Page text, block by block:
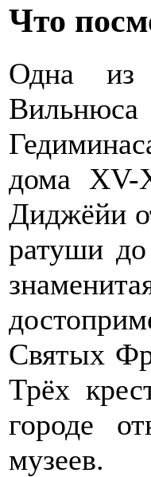
Что
Одна из
дома XV-
Диджёйи
ратуши
Святых
Трёх
городе
музеев.